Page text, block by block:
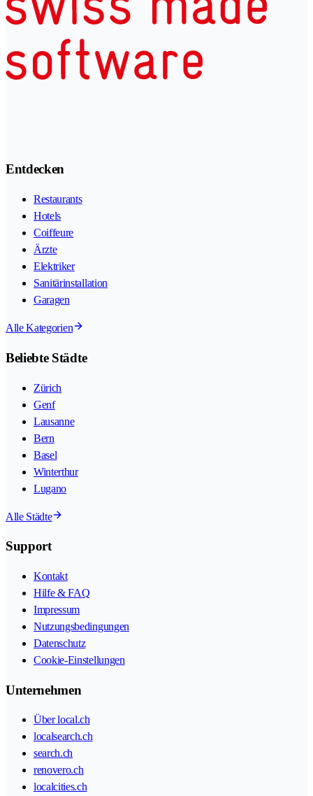
Entdecken
Restaurants
Hotels
Coiffeure
Ärzte
Elektriker
Sanitärinstallation
Garagen
Alle Kategorien
Beliebte Städte
Zürich
Genf
Lausanne
Bern
Basel
Winterthur
Lugano
Alle Städte
Support
Kontakt
Hilfe & FAQ
Impressum
Nutzungsbedingungen
Datenschutz
Cookie-Einstellungen
Unternehmen
Über local.ch
localsearch.ch
search.ch
renovero.ch
localcities.ch